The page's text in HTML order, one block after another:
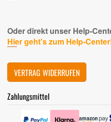
Oder direkt unser Help-
Hier geht's zum Help-
VERTRAG WIDERRUFEN
Zahlungsmittel